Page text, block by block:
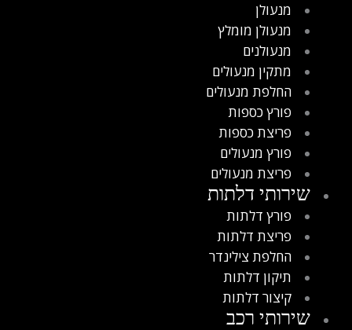
מנעולן
מנעולן מומלץ
מנעולנים
מתקין מנעולים
החלפת מנעולים
פורץ כספות
פריצת כספות
פורץ מנעולים
פריצת מנעולים
שירותי דלתות
פורץ דלתות
פריצת דלתות
החלפת צילינדר
תיקון דלתות
קיצור דלתות
שירותי רכב